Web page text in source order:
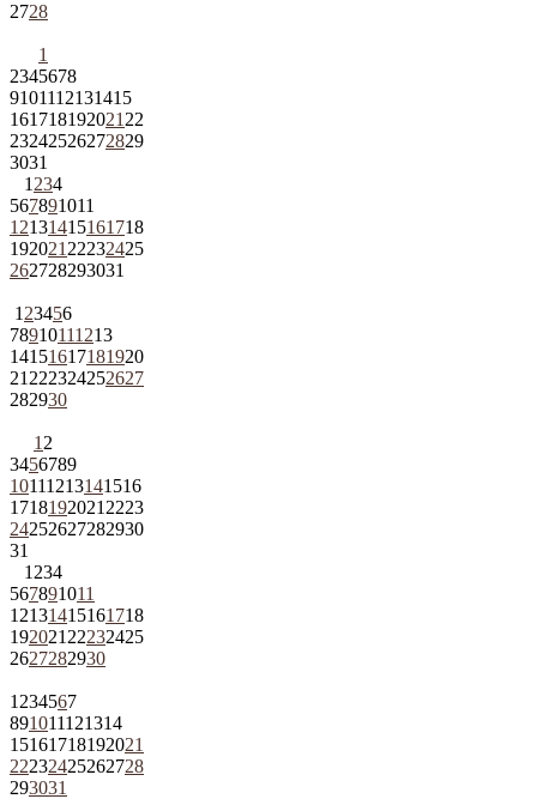
2728
1
2345678
9101112131415
161718192021 22
23242526272829
3031
1 234
567891011
12131415161718
192021 22232425
262728293031
1 23456
78910111213
14151617181920
21 222324252627
282930
1 2
3456789
10111213141516
1718192021 2223
24252627282930
31
1 234
567891011
12131415161718
192021 22232425
2627282930
1 234567
891011121314
15161718192021
22232425262728
293031